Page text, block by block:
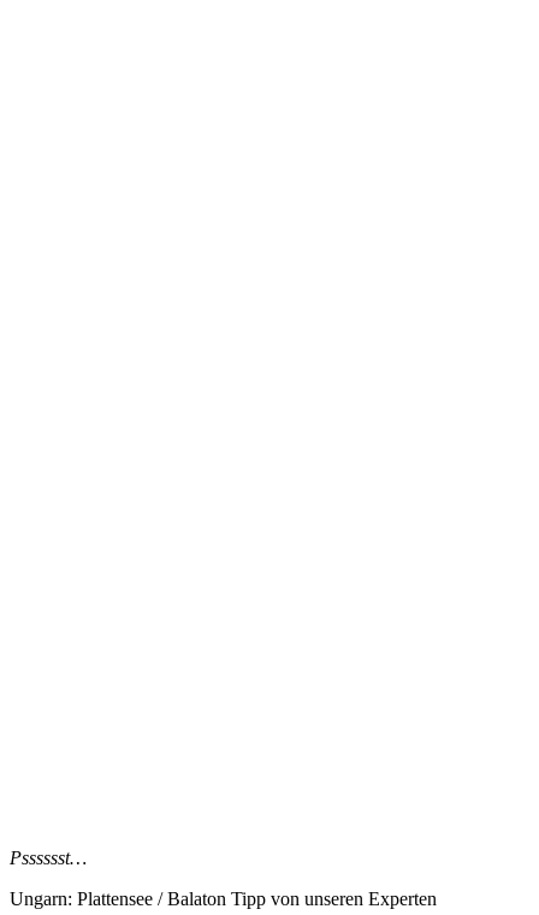
Psssssst…
Ungarn: Plattensee / Balaton Tipp von unseren Experten